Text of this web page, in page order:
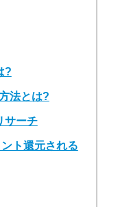
?
法とは?
サーチ
ト還元される